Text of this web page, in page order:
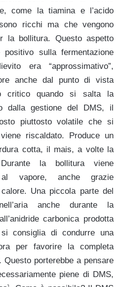
come la tiamina e l’acido
ricchi ma che vengono
la bollitura. Questo aspetto
sulla fermentazione
era “approssimativo”,
anche dal punto di vista
critico quando si salta la
dalla gestione del DMS, il
piuttosto volatile che si
riscaldato. Produce un
cotta, il mais, a volte la
la bollitura viene
al vapore, anche grazie
Una piccola parte del
anche durante la
carbonica prodotta
consiglia di condurre una
per favorire la completa
porterebbe a pensare
piene di DMS,